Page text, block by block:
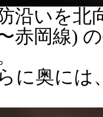
沿いを北
赤岡線)
に奥には